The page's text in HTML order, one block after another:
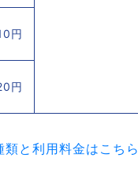
円
円
と利用料金はこちら